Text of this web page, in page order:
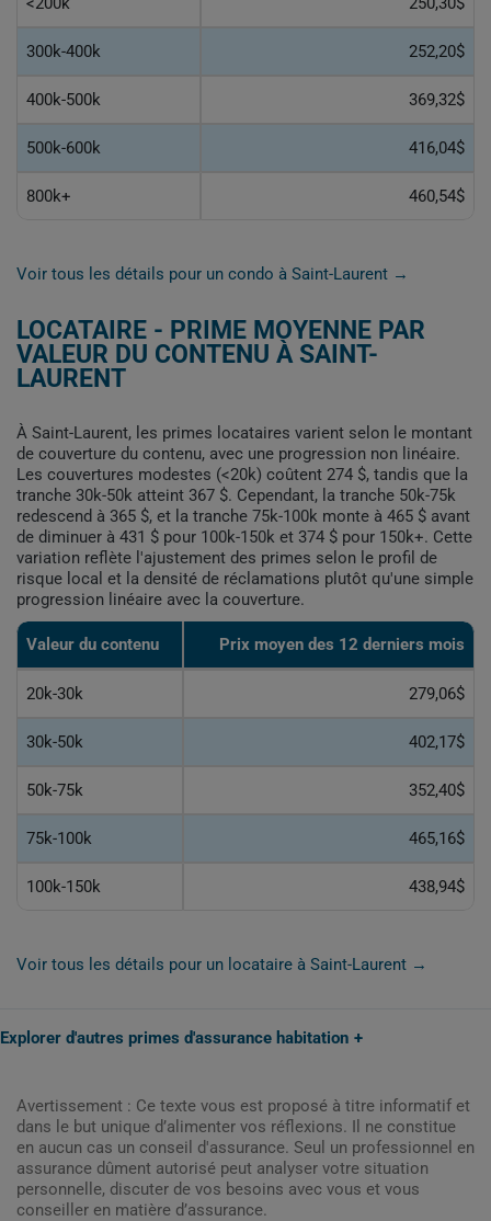
300k-400k 252,20$
400k-500k 369,32$
500k-600k 416,04$
800k+ 460,54$
Voir tous les détails pour un condo à Saint-Laurent →
LOCATAIRE - PRIME MOYENNE PAR
VALEUR DU CONTENU À SAINT-
LAURENT
À Saint-Laurent, les primes locataires varient selon le montant
de couverture du contenu, avec une progression non linéaire.
Les couvertures modestes (<20k) coûtent 274 $, tandis que la
tranche 30k-50k atteint 367 $. Cependant, la tranche 50k-75k
redescend à 365 $, et la tranche 75k-100k monte à 465 $ avant
de diminuer à 431 $ pour 100k-150k et 374 $ pour 150k+. Cette
variation reflète l'ajustement des primes selon le profil de
risque local et la densité de réclamations plutôt qu'une simple
progression linéaire avec la couverture.
Valeur du contenu Prix moyen des 12 derniers mois
20k-30k 279,06$
30k-50k 402,17$
50k-75k 352,40$
75k-100k 465,16$
100k-150k 438,94$
Voir tous les détails pour un locataire à Saint-Laurent →
Explorer d'autres primes d'assurance habitation
Avertissement : Ce texte vous est proposé à titre informatif et
dans le but unique d’alimenter vos réflexions. Il ne constitue
en aucun cas un conseil d'assurance. Seul un professionnel en
assurance dûment autorisé peut analyser votre situation
personnelle, discuter de vos besoins avec vous et vous
conseiller en matière d’assurance.